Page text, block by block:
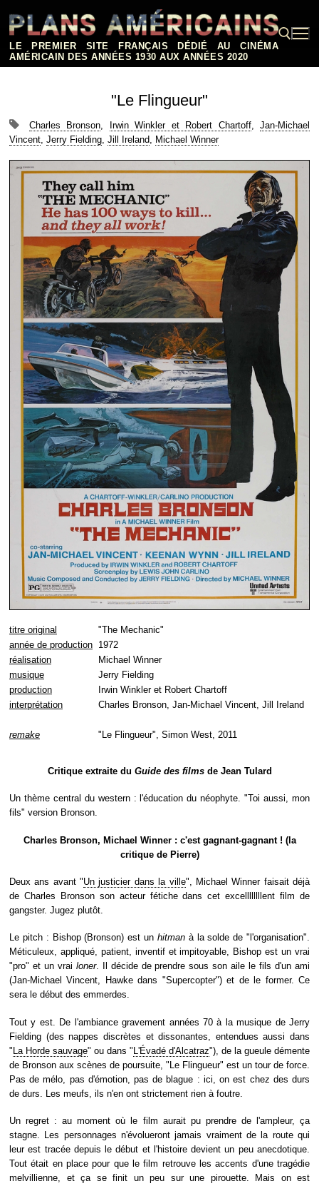
contenu
LE PREMIER SITE FRANÇAIS DÉDIÉ AU CINÉMA
AMÉRICAIN DES ANNÉES 1930 AUX ANNÉES 2020
"Le Flingueur"
Charles Bronson, Irwin Winkler et Robert Chartoff, Jan-Michael
Vincent, Jerry Fielding, Jill Ireland, Michael Winner
titre original
"The Mechanic"
année de production 1972
réalisation
Michael Winner
musique
Jerry Fielding
production
Irwin Winkler et Robert Chartoff
interprétation
Charles Bronson, Jan-Michael Vincent, Jill Ireland
remake "Le Flingueur", Simon West, 2011
Critique extraite du Guide des filmsde Jean Tulard
Un thème central du western : l'éducation du néophyte. "Toi aussi, mon
fils" version Bronson.
Charles Bronson, Michael Winner : c'est gagnant-gagnant ! (la
critique de Pierre)
Deux ans avant "Un justicier dans la ville", Michael Winner faisait déjà
de Charles Bronson son acteur fétiche dans cet excellllllllent film de
gangster. Jugez plutôt.
Le pitch : Bishop (Bronson) est un hitmanà la solde de "l'organisation".
Méticuleux, appliqué, patient, inventif et impitoyable, Bishop est un vrai
"pro" et un vrai loner. Il décide de prendre sous son aile le fils d'un ami
(Jan-Michael Vincent, Hawke dans "Supercopter") et de le former. Ce
sera le début des emmerdes.
Tout y est. De l'ambiance gravement années 70 à la musique de Jerry
Fielding (des nappes discrètes et dissonantes, entendues aussi dans
" La Horde sauvage" ou dans " L'Évadé d'Alcatraz"), de la gueule démente
de Bronson aux scènes de poursuite, "Le Flingueur" est un tour de force.
Pas de mélo, pas d'émotion, pas de blague : ici, on est chez des durs
de durs. Les meufs, ils n'en ont strictement rien à foutre.
Un regret : au moment où le film aurait pu prendre de l'ampleur, ça
stagne. Les personnages n'évolueront jamais vraiment de la route qui
leur est tracée depuis le début et l'histoire devient un peu anecdotique.
Tout était en place pour que le film retrouve les accents d'une tragédie
melvillienne, et ça se finit un peu sur une pirouette. Mais on est